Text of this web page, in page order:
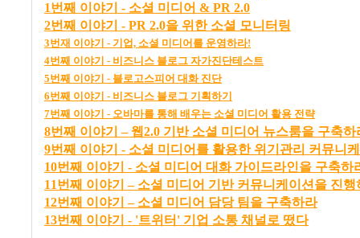
1번째 이야기 - 소셜 미디어 & PR 2.0
2번째 이야기 - PR 2.0을 위한 소셜 모니터링
3번재 이야기 - 기업, 소셜 미디어를 운영하라!
4번째 이야기 - 비즈니스 블로그 자가진단테스트
5번째 이야기 - 블로고스피어 대화 진단
6번째 이야기 - 비즈니스 블로그 기획하기
7번째 이야기 - 오바마를 통해 배우는 소셜 미디어 활용 전략
8번째 이 야기 – 웹2.0 기 반 소셜 미 디어 뉴스룸을 구축하
9번째 이야기 - 소셜 미디어를 활용한 위기관리 커뮤니
10번째 이야기 - 소셜 미디어 대화 가이드라인을 구축하
11번째 이 야기 – 소셜 미 디어 기 반 커 뮤니 케 이 션을 진행
12번째 이 야기 – 소셜 미 디어 담당 팀을 구축하라
13번째 이야기 - '트위터' 기업 소통 채널로 떴다